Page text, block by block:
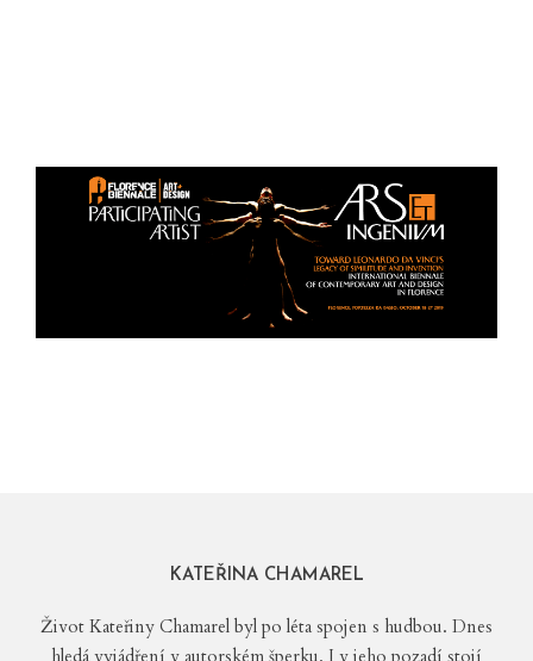
KATEŘINA CHAMAREL
Život Kateřiny Chamarel byl po léta spojen s hudbou. Dnes
hledá vyjádření v autorském šperku. I v jeho pozadí stojí